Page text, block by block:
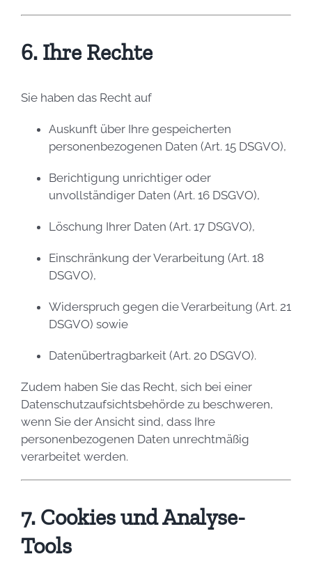
6. Ihre Rechte
Sie haben das Recht auf
Auskunft über Ihre gespeicherten
personenbezogenen Daten (Art. 15 DSGVO),
Berichtigung unrichtiger oder
unvollständiger Daten (Art. 16 DSGVO),
Löschung Ihrer Daten (Art. 17 DSGVO),
Einschränkung der Verarbeitung (Art. 18
DSGVO),
Widerspruch gegen die Verarbeitung (Art. 21
DSGVO) sowie
Datenübertragbarkeit (Art. 20 DSGVO).
Zudem haben Sie das Recht, sich bei einer
Datenschutzaufsichtsbehörde zu beschweren,
wenn Sie der Ansicht sind, dass Ihre
personenbezogenen Daten unrechtmäßig
verarbeitet werden.
7. Cookies und Analyse-
Tools